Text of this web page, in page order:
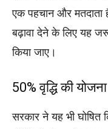
एक पहचान और मतदाता
बढ़ावा देने के लिए यह
किया जाए।
50% वृद्धि की योजना
सरकार ने यह भी घोषित